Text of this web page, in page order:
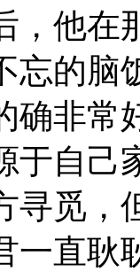
，他在
忘的脑
确非常
于自己
寻觅，
一直耿